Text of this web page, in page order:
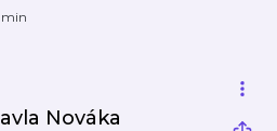
Nováka